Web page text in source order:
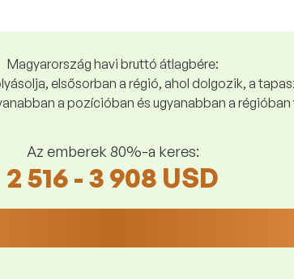
Magyarország havi bruttó átlagbére:
elsősorban a régió, ahol dolgozik, a
a pozícióban és ugyanabban a régióban
Az emberek 80%-a keres:
2 516 - 3 908 USD